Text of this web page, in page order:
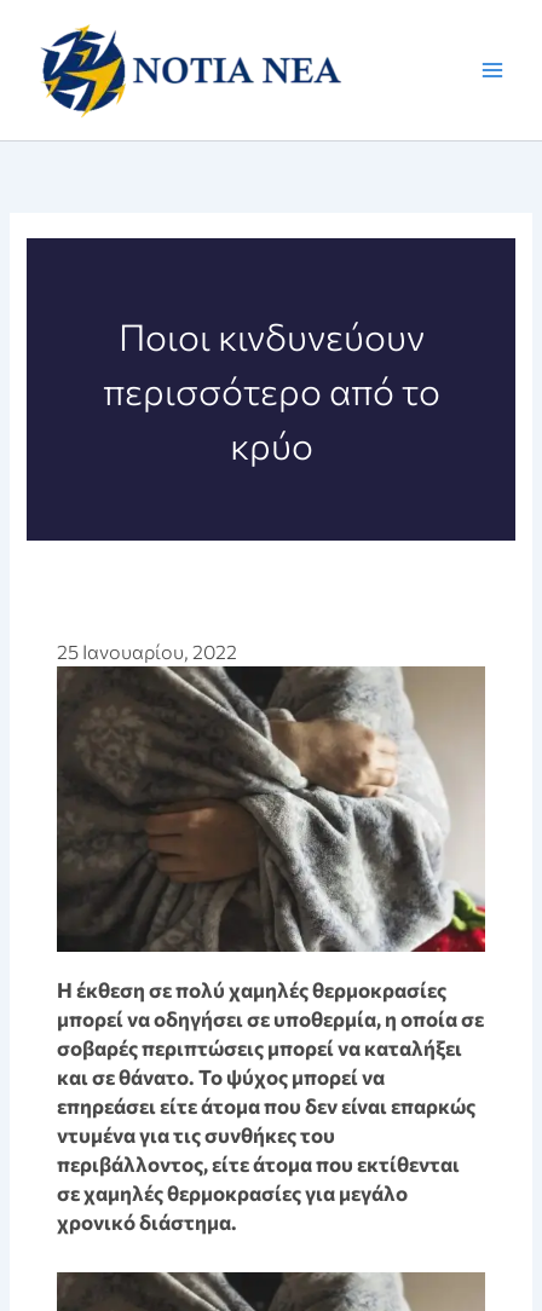
περιεχόμενο
Ποιοι κινδυνεύουν
περισσότερο από το
κρύο
25 Ιανουαρίου, 2022
Η έκθεση σε πολύ χαμηλές θερμοκρασίες
μπορεί να οδηγήσει σε υποθερμία, η οποία σε
σοβαρές περιπτώσεις μπορεί να καταλήξει
και σε θάνατο. Το ψύχος μπορεί να
επηρεάσει είτε άτομα που δεν είναι επαρκώς
ντυμένα για τις συνθήκες του
περιβάλλοντος, είτε άτομα που εκτίθενται
σε χαμηλές θερμοκρασίες για μεγάλο
χρονικό διάστημα.